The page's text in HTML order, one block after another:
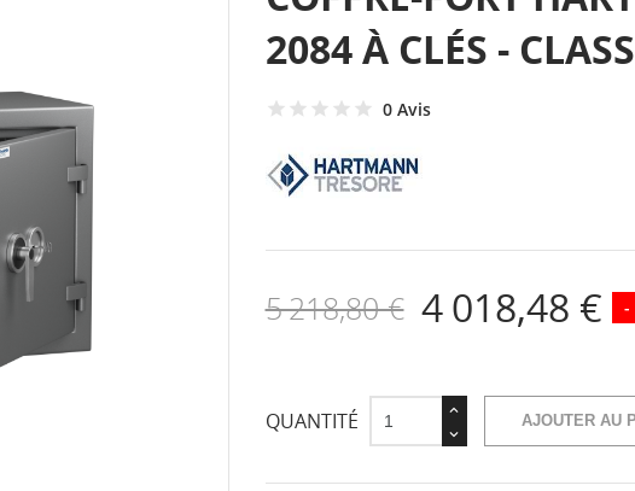
2084 À CLÉS -
0 Avis
5 218,80 € 4 018,48 € -
QUANTITÉ AJOUTER AU